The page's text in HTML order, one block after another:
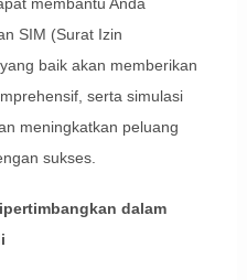
SIM (Surat Izin
baik akan memberikan
serta simulasi
meningkatkan peluang
sukses.
dalam